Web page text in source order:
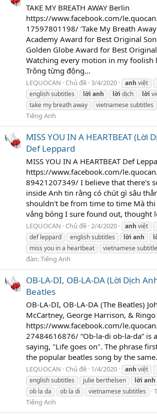
TAKE MY BREATH AWAY Berlin
https://www.facebook.com/
17597801198/ ‘Take My Breath
Academy Award for Best Original
Golden Globe Award for Best
Watching every motion in my foolish
Trông từng động...
LEQUOCAN Chủ đề 3/4/2020 anh việt
english subtitles
lời anh lời dịch lời
take my breath away
vietnamese subtitles
Tiếng Anh
MISS YOU IN A HEARTBEAT (Lời
Def Leppard
MISS YOU IN A HEARTBEAT Def
https://www.facebook.com/
89421207349/ I believe that there's
inside Anh tin rằng có chút gì sâu
shouldn't be from time to time Mà
vắng bóng I sure found out, thought
LEQUOCAN Chủ đề 2/4/2020 anh việt
def leppard
english subtitles lời anh
miss you in a heartbeat
vietnamese
đàn:Tiếng Anh
OB-LA-DI, OB-LA-DA (Lời Dịch
Beatles
OB-LA-DI, OB-LA-DA (The Beatles)
McCartney, George Harrison, &
https://www.facebook.com/
27484616876/ “Ob-la-di ob-la-da” is
saying, "Life goes on". The phrase
the popular beatles song by the
LEQUOCAN Chủ đề 1/4/2020 anh việt
english subtitles
julie berthelsen lời anh
ob la da
ob la di vietnamese subtitles
Tiếng Anh